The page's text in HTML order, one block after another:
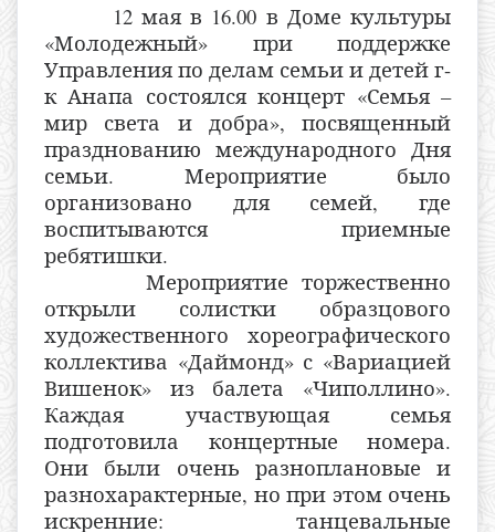
12 мая в 16.00 в Доме культуры
«Молодежный» при поддержке
Управления по делам семьи и детей г-
к Анапа состоялся концерт «Семья –
мир света и добра», посвященный
празднованию международного Дня
семьи. Мероприятие было
организовано для семей, где
воспитываются приемные
ребятишки.
Мероприятие торжественно
открыли солистки образцового
художественного хореографического
коллектива «Даймонд» с «Вариацией
Вишенок» из балета «Чиполлино».
Каждая участвующая семья
подготовила концертные номера.
Они были очень разноплановые и
разнохарактерные, но при этом очень
искренние: танцевальные